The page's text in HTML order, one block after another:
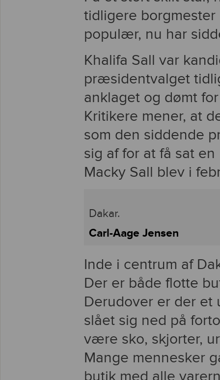
tidligere borgmester
populær, nu har
Khalifa Sall var
præsidentvalget
anklaget og dømt
Kritikere mener, at
som den siddende
sig af for at få sat
Macky Sall blev i
Dakar.
Carl-Aage Jensen
Inde i centrum af
Der er både flotte
Derudover er der
slået sig ned på
være sko, skjorter,
Mange mennesker